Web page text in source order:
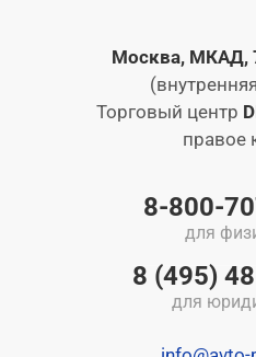
Москва, МКАД,
Торговый центр
правое
8-800-
для
8 (495)
для